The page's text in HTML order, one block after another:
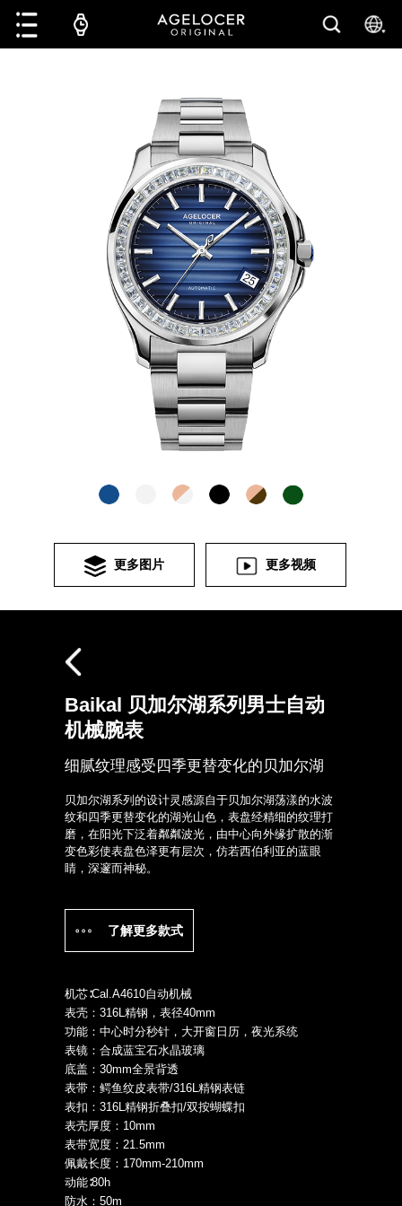
更多图片 更多视频
Baikal 贝加尔湖系列男士自动
机械腕表
细腻纹理感受四季更替变化的贝加尔湖
贝加尔湖系列的设计灵感源自于贝加尔湖荡漾的水波
纹和四季更替变化的湖光山色，表盘经精细的纹理打
磨，在阳光下泛着粼粼波光，由中心向外缘扩散的渐
变色彩使表盘色泽更有层次，仿若西伯利亚的蓝眼
睛，深邃而神秘。
了解更多款式
机芯∶Cal.A4610自动机械
表壳：316L精钢，表径40mm
功能：中心时分秒针，大开窗日历，夜光系统
表镜：合成蓝宝石水晶玻璃
底盖：30mm全景背透
表带：鳄鱼纹皮表带/316L精钢表链
表扣：316L精钢折叠扣/双按蝴蝶扣
表壳厚度：10mm
表带宽度：21.5mm
佩戴长度：170mm-210mm
动能∶80h
防水：50m